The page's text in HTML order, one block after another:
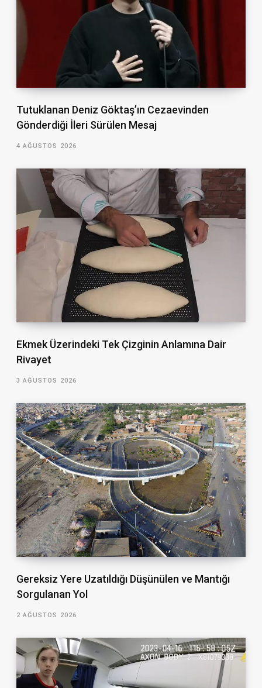
Tutuklanan Deniz Göktaş’ın Cezaevinden
Gönderdiği İleri Sürülen Mesaj
4 AĞUSTOS 2026
Ekmek Üzerindeki Tek Çizginin Anlamına Dair
Rivayet
3 AĞUSTOS 2026
Gereksiz Yere Uzatıldığı Düşünülen ve Mantığı
Sorgulanan Yol
2 AĞUSTOS 2026